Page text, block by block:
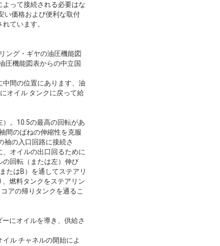
って接続される必要はな
い価格および便利な取付
ています。
ング・ギヤの油圧機能図
圧機能図表からの中立国
間の位置にあります、油
オイル タンクに戻って給
。10.5の最高の回転があ
間のばねの伸縮性を克服
袖の入口回路に接続さ
オイルの出口回るために
回転（または左）伸び
たはB）を通してステアリ
燃料タンクをステアリン
アの帰りタンクを通るこ
にオイルを導き、供給さ
ル チャネルの開始によ